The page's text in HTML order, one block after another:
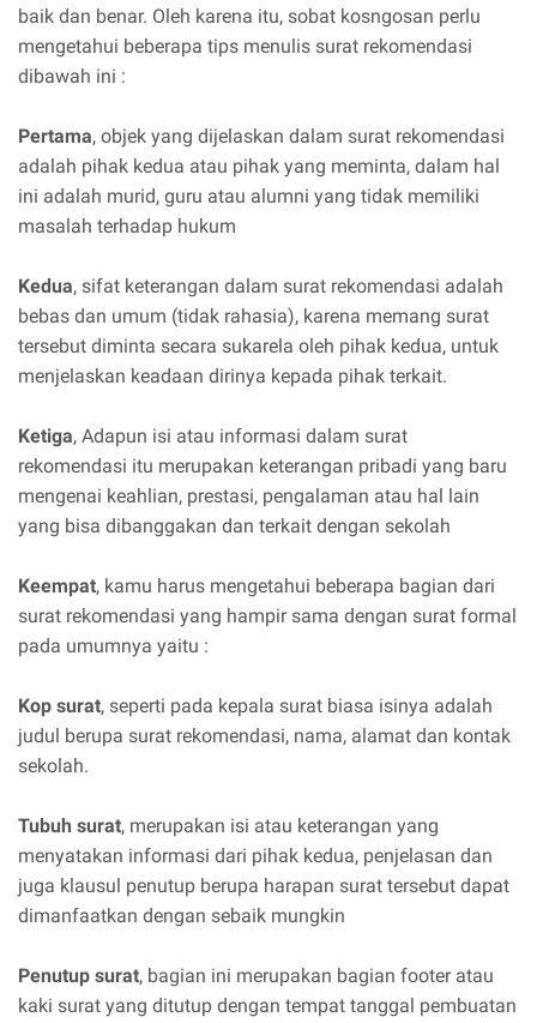
baik dan benar. Oleh karena itu, sobat kosngosan perlu
mengetahui beberapa tips menulis surat rekomendasi
dibawah ini :
Pertama, objek yang dijelaskan dalam surat rekomendasi
adalah pihak kedua atau pihak yang meminta, dalam hal
ini adalah murid, guru atau alumni yang tidak memiliki
masalah terhadap hukum
Kedua, sifat keterangan dalam surat rekomendasi adalah
bebas dan umum (tidak rahasia), karena memang surat
tersebut diminta secara sukarela oleh pihak kedua, untuk
menjelaskan keadaan dirinya kepada pihak terkait.
Ketiga, Adapun isi atau informasi dalam surat
rekomendasi itu merupakan keterangan pribadi yang baru
mengenai keahlian, prestasi, pengalaman atau hal lain
yang bisa dibanggakan dan terkait dengan sekolah
Keempat, kamu harus mengetahui beberapa bagian dari
surat rekomendasi yang hampir sama dengan surat formal
pada umumnya yaitu :
Kop surat, seperti pada kepala surat biasa isinya adalah
judul berupa surat rekomendasi, nama, alamat dan kontak
sekolah.
Tubuh surat, merupakan isi atau keterangan yang
menyatakan informasi dari pihak kedua, penjelasan dan
juga klausul penutup berupa harapan surat tersebut dapat
dimanfaatkan dengan sebaik mungkin
Penutup surat, bagian ini merupakan bagian footer atau
kaki surat yang ditutup dengan tempat tanggal pembuatan